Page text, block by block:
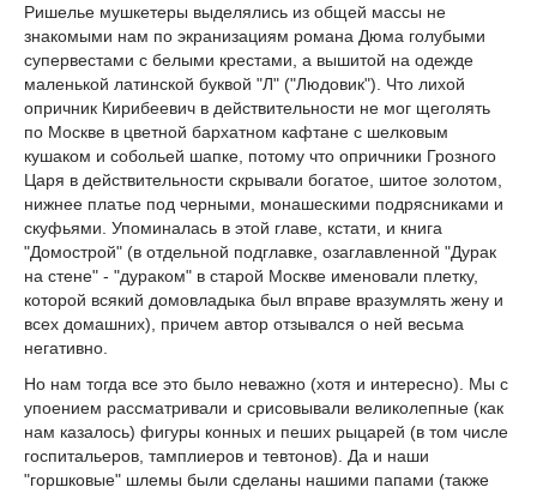
Ришелье мушкетеры выделялись из общей массы не
знакомыми нам по экранизациям романа Дюма голубыми
супервестами с белыми крестами, а вышитой на одежде
маленькой латинской буквой "Л" ("Людовик"). Что лихой
опричник Кирибеевич в действительности не мог щеголять
по Москве в цветной бархатном кафтане с шелковым
кушаком и собольей шапке, потому что опричники Грозного
Царя в действительности скрывали богатое, шитое золотом,
нижнее платье под черными, монашескими подрясниками и
скуфьями. Упоминалась в этой главе, кстати, и книга
"Домострой" (в отдельной подглавке, озаглавленной "Дурак
на стене" - "дураком" в старой Москве именовали плетку,
которой всякий домовладыка был вправе вразумлять жену и
всех домашних), причем автор отзывался о ней весьма
негативно.
Но нам тогда все это было неважно (хотя и интересно). Мы с
упоением рассматривали и срисовывали великолепные (как
нам казалось) фигуры конных и пеших рыцарей (в том числе
госпитальеров, тамплиеров и тевтонов). Да и наши
"горшковые" шлемы были сделаны нашими папами (также